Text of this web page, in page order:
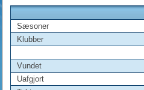
Sæsoner
Klubber
Vundet
Uafgjort